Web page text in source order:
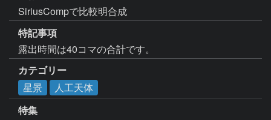
SiriusCompで比較明合成
特記事項
露出時間は40コマの合計です。
カテゴリー
星景
人工天体
特集